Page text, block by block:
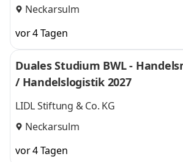
Neckarsulm
vor 4 Tagen
Duales Studium BWL -
/ Handelslogistik 2027
LIDL Stiftung & Co. KG
Neckarsulm
vor 4 Tagen